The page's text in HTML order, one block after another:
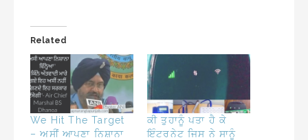
Related
We Hit The Target
– ਅਸੀਂ ਆਪਣਾ ਨਿਸ਼ਾਨਾ
ਕੀ ਤੁਹਾਨੂੰ ਪਤਾ ਹੈ ਕੇ
ਇੰਟਰਨੇਟ ਜਿਸ ਨੇ ਸਾਨੂੰ